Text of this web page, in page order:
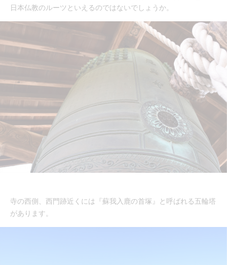
日本仏教のルーツといえるのではないでしょうか。
寺の西側、西門跡近くには『蘇我入鹿の首塚』と呼ばれる五輪塔
があります。